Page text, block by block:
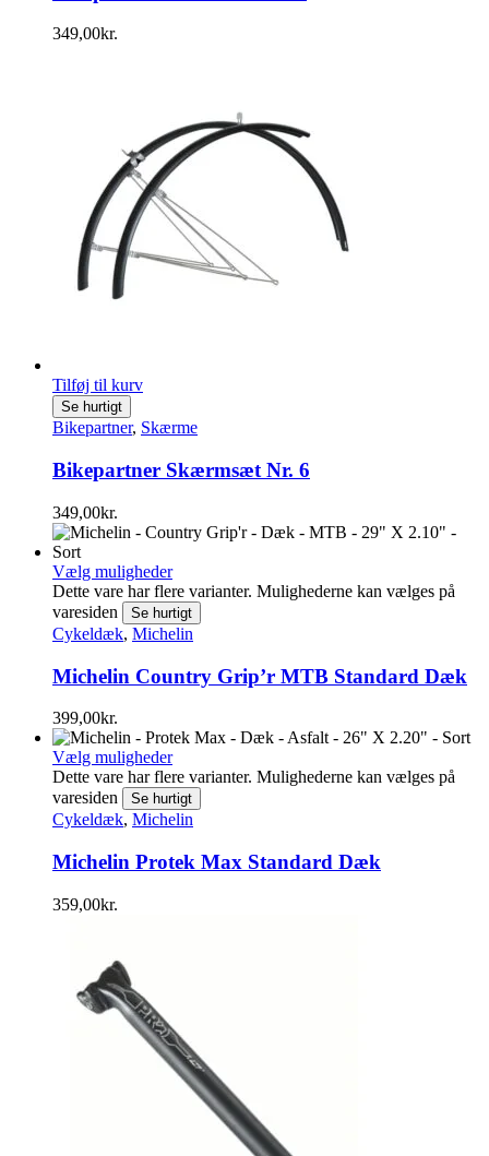
349,00kr.
Tilføj til kurv
Se hurtigt
Bikepartner, Skærme
Bikepartner Skærmsæt Nr. 6
349,00kr.
Vælg muligheder
Dette vare har flere varianter. Mulighederne kan vælges på
varesiden
Se hurtigt
Cykeldæk, Michelin
Michelin Country Grip’r MTB Standard Dæk
399,00kr.
Vælg muligheder
Dette vare har flere varianter. Mulighederne kan vælges på
varesiden
Se hurtigt
Cykeldæk, Michelin
Michelin Protek Max Standard Dæk
359,00kr.